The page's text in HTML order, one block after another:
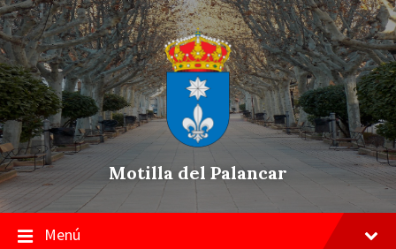
Skip
to
content
Saltar
a
la
navegación
principal
Saltar
a
pie
de
página
Motilla del Palancar
Menú